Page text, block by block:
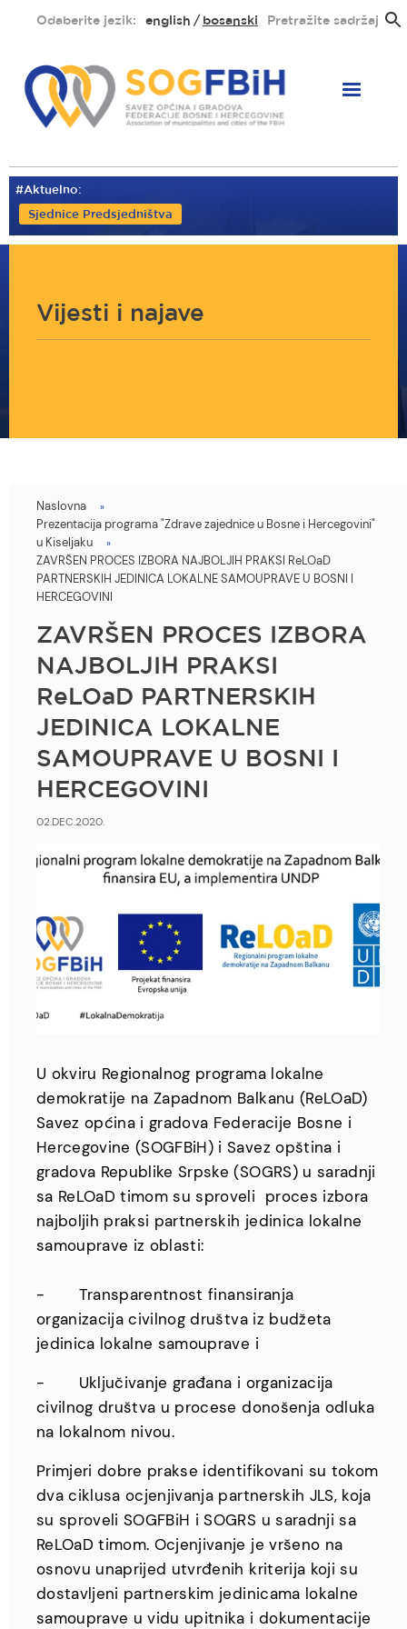
sadržaj
Odaberite jezik: english bosanski Pretražite sadržaj
#Aktuelno:
Sjednice Predsjedništva
Vijesti i najave
You
are
here
Naslovna
Prezentacija programa "Zdrave zajednice u Bosne i Hercegovini"
u Kiseljaku
ZAVRŠEN PROCES IZBORA NAJBOLJIH PRAKSI ReLOaD
PARTNERSKIH JEDINICA LOKALNE SAMOUPRAVE U BOSNI I
HERCEGOVINI
ZAVRŠEN PROCES IZBORA
NAJBOLJIH PRAKSI
ReLOaD PARTNERSKIH
JEDINICA LOKALNE
SAMOUPRAVE U BOSNI I
HERCEGOVINI
02.DEC.2020.
U okviru Regionalnog programa lokalne
demokratije na Zapadnom Balkanu (ReLOaD)
Savez općina i gradova Federacije Bosne i
Hercegovine (SOGFBiH) i Savez opština i
gradova Republike Srpske (SOGRS) u saradnji
sa ReLOaD timom su sproveli proces izbora
najboljih praksi partnerskih jedinica lokalne
samouprave iz oblasti:
- Transparentnost finansiranja
organizacija civilnog društva iz budžeta
jedinica lokalne samouprave i
- Uključivanje građana i organizacija
civilnog društva u procese donošenja odluka
na lokalnom nivou.
Primjeri dobre prakse identifikovani su tokom
dva ciklusa ocjenjivanja partnerskih JLS, koja
su sproveli SOGFBiH i SOGRS u saradnji sa
ReLOaD timom. Ocjenjivanje je vršeno na
osnovu unaprijed utvrđenih kriterija koji su
dostavljeni partnerskim jedinicama lokalne
samouprave u vidu upitnika i dokumentacije